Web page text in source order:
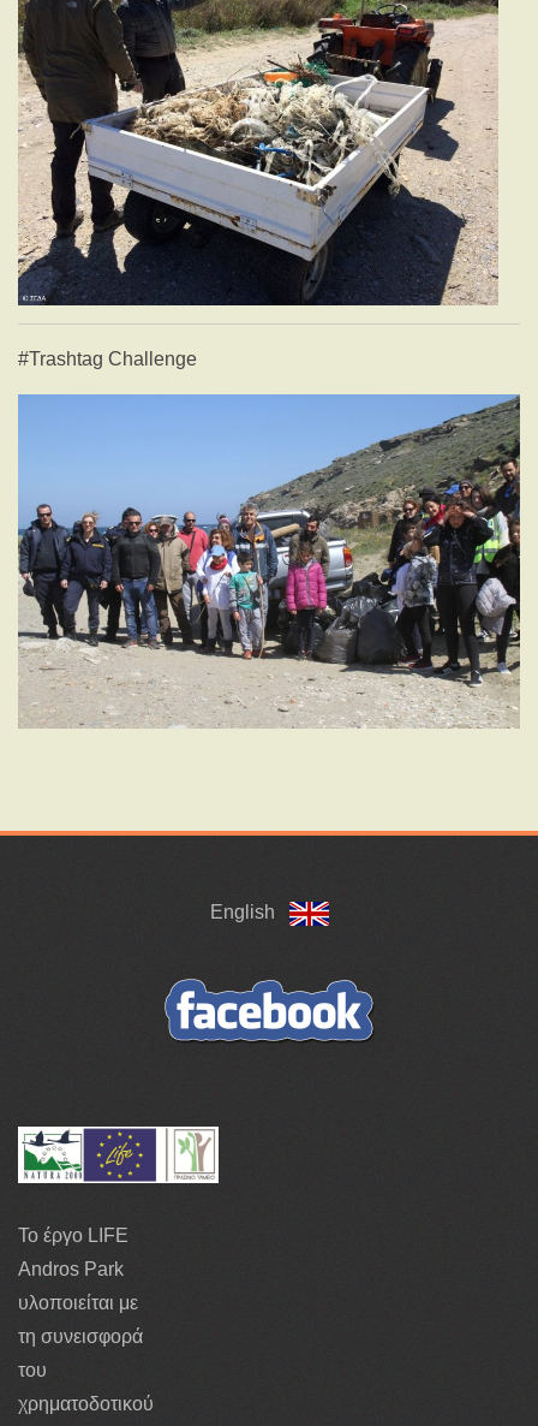
#Trashtag Challenge
English
Το έργο LIFE
Andros Park
υλοποιείται με
τη συνεισφορά
του
χρηματοδοτικού